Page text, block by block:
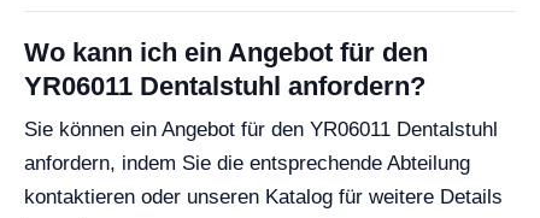
Wo kann ich ein Angebot für den
YR06011 Dentalstuhl anfordern?
Sie können ein Angebot für den YR06011 Dentalstuhl
anfordern, indem Sie die entsprechende Abteilung
kontaktieren oder unseren Katalog für weitere Details